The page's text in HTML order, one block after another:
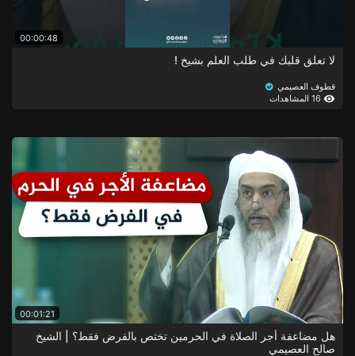
00:00:48
لا تعلق قلبك في طلب العلم بشيخ !
قطوف العصيمي
00:01:21
هل مضاعفة أجر الصلاة في الحرمين تختص بالفرض فقط؟ | الشيخ
صالح العصيمي